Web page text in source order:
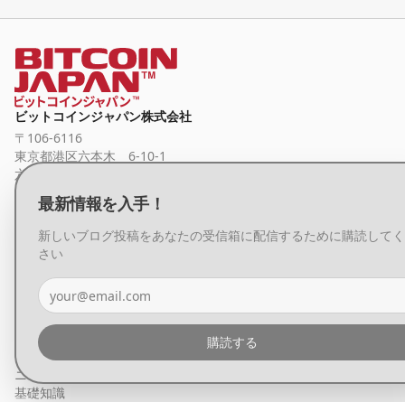
最新情報を入手！
新しいブログ投稿をあなたの受信箱に配信するために購読して
さい
購読する
ビットコインジャパン株式会社
〒106-6116
東京都港区六本木 6-10-1
六本木ヒルズ森タワー 16階
最新情報を受け取る
チャート・価格相場
会社概要
プライバシーポリシー
特定商取引に基づく表記
お問い合わせ
ニュース
基礎知識